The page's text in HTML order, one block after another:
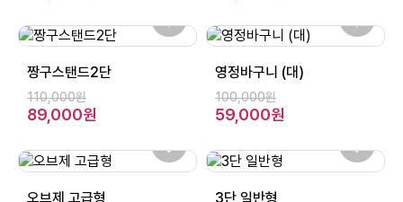
짱구스탠드2단
110,000원
89,000원
영정바구니 (대)
100,000원
59,000원
오브제 고급형 3단 일반형